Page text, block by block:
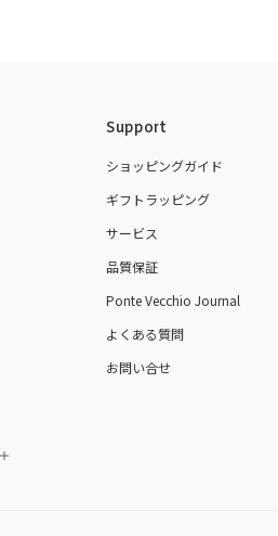
Support
ショッピングガイド
ギフトラッピング
サービス
品質保証
Ponte Vecchio Journal
よくある質問
お問い合せ